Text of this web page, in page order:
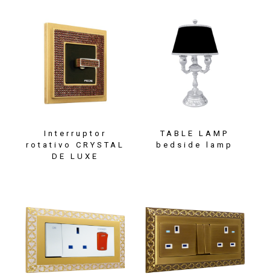
Interruptor
rotativo CRYSTAL
DE LUXE
TABLE LAMP
bedside lamp